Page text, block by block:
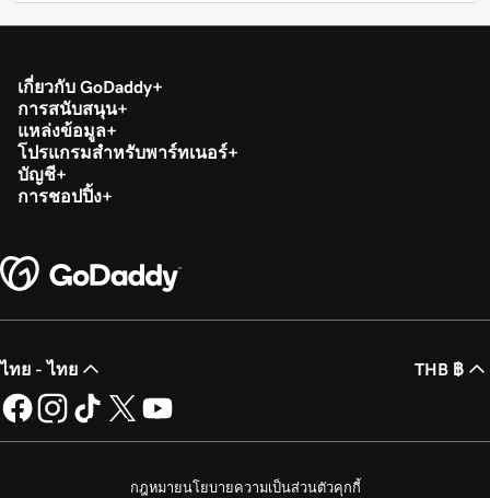
เกี่ยวกับ GoDaddy
การสนับสนุน
แหล่งข้อมูล
โปรแกรมสำหรับพาร์ทเนอร์
บัญชี
การชอปปิ้ง
ไทย - ไทย THB ฿
กฎหมายนโยบายความเป็นส่วนตัวคุกกี้